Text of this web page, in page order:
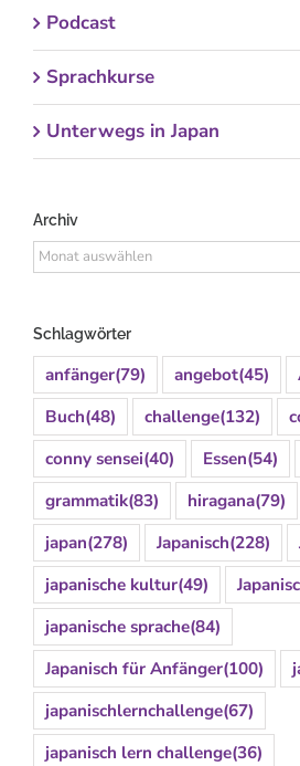
Podcast
Sprachkurse
Unterwegs in Japan
Archiv
Archiv
Schlagwörter
anfänger(79) angebot(45)
Buch(48) challenge(132)
conny sensei(40) Essen(54)
grammatik(83) hiragana(79)
japan(278) Japanisch(228)
japanische kultur(49)
japanische sprache(84)
Japanisch für Anfänger(100)
japanischlernchallenge(67)
japanisch lern challenge(36)